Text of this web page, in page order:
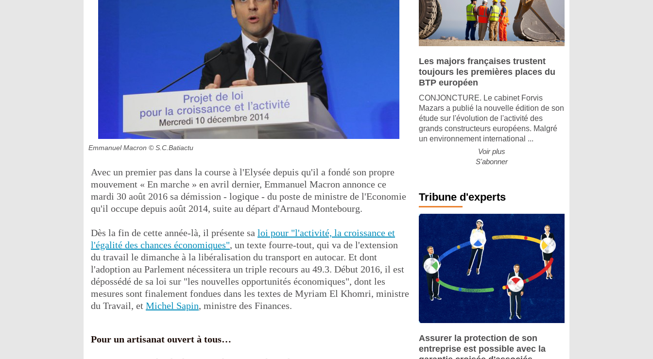
Emmanuel Macron © S.C.Batiactu
Avec un premier pas dans la course à l'Elysée depuis qu'il a fondé son propre
mouvement « En marche » en avril dernier, Emmanuel Macron annonce ce
mardi 30 août 2016 sa démission - logique - du poste de ministre de l'Economie
qu'il occupe depuis août 2014, suite au départ d'Arnaud Montebourg.
Dès la fin de cette année-là, il présente sa loi pour "l'activité, la croissance et
l'égalité des chances économiques", un texte fourre-tout, qui va de l'extension
du travail le dimanche à la libéralisation du transport en autocar. Et dont
l'adoption au Parlement nécessitera un triple recours au 49.3. Début 2016, il est
dépossédé de sa loi sur "les nouvelles opportunités économiques", dont les
mesures sont finalement fondues dans les textes de Myriam El Khomri, ministre
du Travail, et Michel Sapin, ministre des Finances.
Pour un artisanat ouvert à tous…
Les majors françaises trustent
toujours les premières places du
BTP européen
CONJONCTURE. Le cabinet Forvis
Mazars a publié la nouvelle édition de son
étude sur l'évolution de l'activité des
grands constructeurs européens. Malgré
un environnement international ...
Voir plus
S'abonner
Tribune d'experts
Assurer la protection de son
entreprise est possible avec la